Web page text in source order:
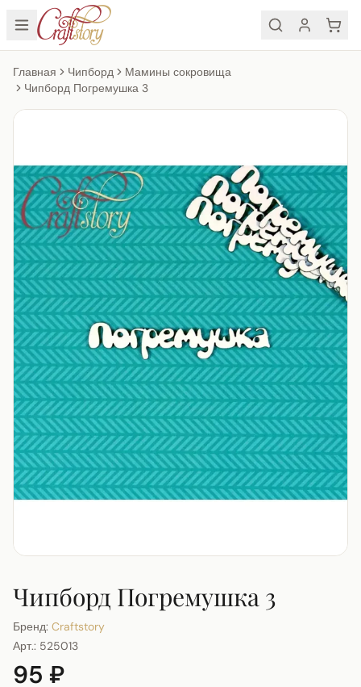
Главная Чипборд
Мамины сокровища
Чипборд Погремушка 3
Чипборд Погремушка 3
Бренд: Craftstory
Арт.: 525013
95 ₽